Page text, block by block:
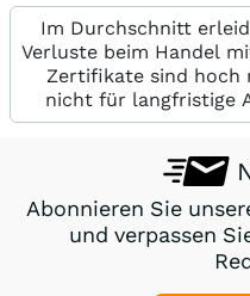
Im Durchschnitt
Verluste beim Handel
Zertifikate sind hoch
nicht für langfristige
Abonnieren Sie
und verpassen